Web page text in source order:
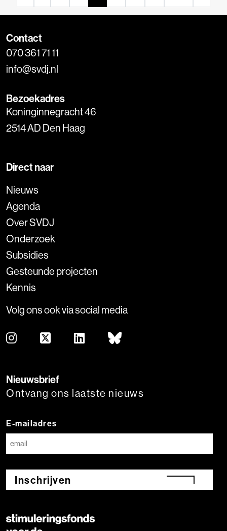
Contact
070 361 71 11
info@svdj.nl
Bezoekadres
Koninginnegracht 46
2514 AD Den Haag
Direct naar
Nieuws
Agenda
Over SVDJ
Onderzoek
Subsidies
Gesteunde projecten
Kennis
Volg ons ook via social media
Nieuwsbrief
Ontvang ons laatste nieuws
E-mailadres
Inschrijven